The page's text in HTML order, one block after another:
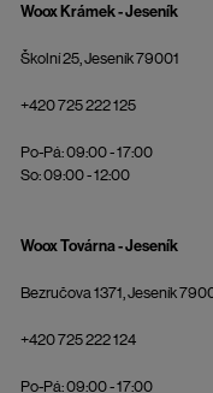
Woox Krámek - Jeseník
Školní 25, Jeseník 79001
+420 725 222 125
Po-Pá: 09:00 - 17:00
So: 09:00 - 12:00
Woox Továrna - Jeseník
Bezručova 1371, Jeseník
+420 725 222 124
Po-Pá: 09:00 - 17:00